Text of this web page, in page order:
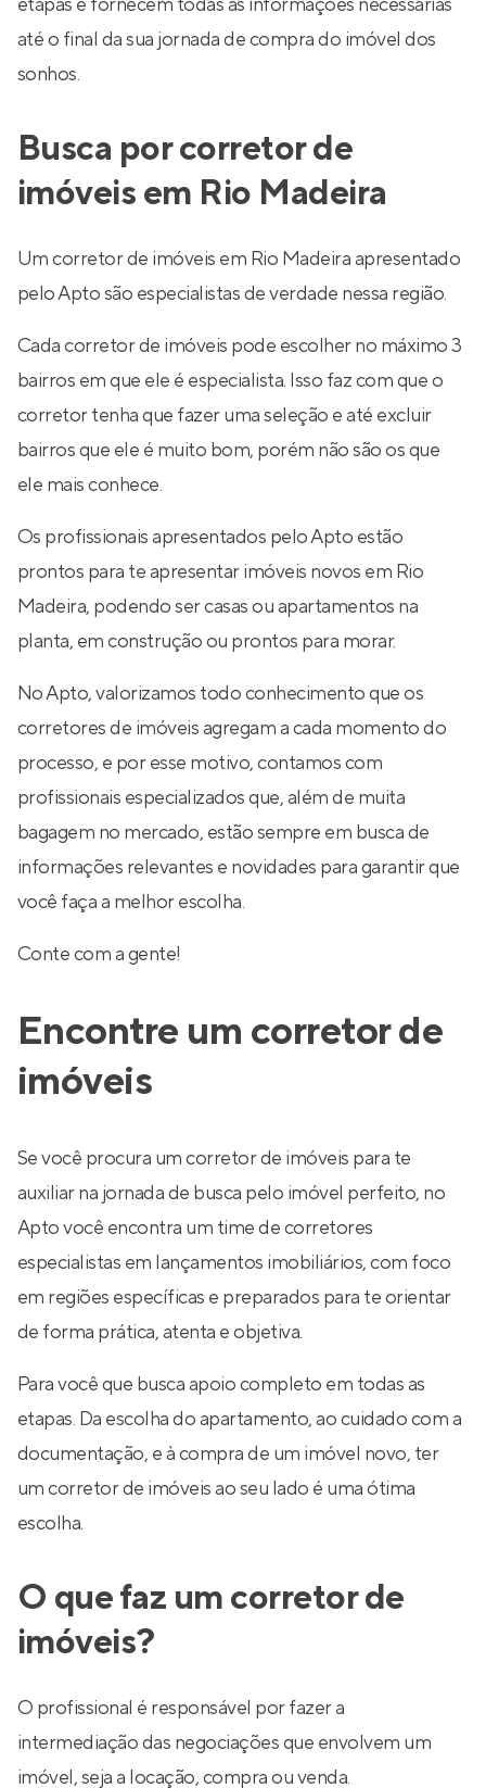
até o final da sua jornada de compra do imóvel dos
sonhos.
Busca por corretor de
imóveis em Rio Madeira
Um corretor de imóveis em Rio Madeira apresentado
pelo Apto são especialistas de verdade nessa região.
Cada corretor de imóveis pode escolher no máximo 3
bairros em que ele é especialista. Isso faz com que o
corretor tenha que fazer uma seleção e até excluir
bairros que ele é muito bom, porém não são os que
ele mais conhece.
Os profissionais apresentados pelo Apto estão
prontos para te apresentar imóveis novos em Rio
Madeira, podendo ser casas ou apartamentos na
planta, em construção ou prontos para morar.
No Apto, valorizamos todo conhecimento que os
corretores de imóveis agregam a cada momento do
processo, e por esse motivo, contamos com
profissionais especializados que, além de muita
bagagem no mercado, estão sempre em busca de
informações relevantes e novidades para garantir que
você faça a melhor escolha.
Conte com a gente!
Encontre um corretor de
imóveis
Se você procura um corretor de imóveis para te
auxiliar na jornada de busca pelo imóvel perfeito, no
Apto você encontra um time de corretores
especialistas em lançamentos imobiliários, com foco
em regiões específicas e preparados para te orientar
de forma prática, atenta e objetiva.
Para você que busca apoio completo em todas as
etapas. Da escolha do apartamento, ao cuidado com a
documentação, e à compra de um imóvel novo, ter
um corretor de imóveis ao seu lado é uma ótima
escolha.
O que faz um corretor de
imóveis?
O profissional é responsável por fazer a
intermediação das negociações que envolvem um
imóvel, seja a locação, compra ou venda.